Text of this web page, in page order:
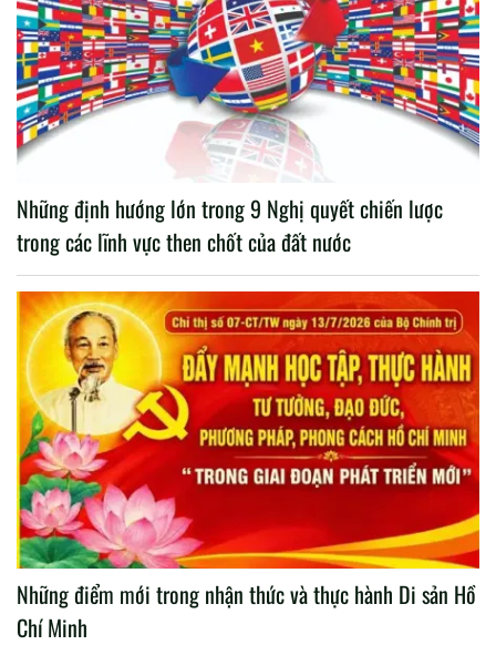
Những định hướng lớn trong 9 Nghị quyết chiến lược
trong các lĩnh vực then chốt của đất nước
Những điểm mới trong nhận thức và thực hành Di sản Hồ
Chí Minh